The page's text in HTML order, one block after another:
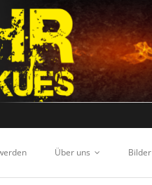
Über uns Bilder